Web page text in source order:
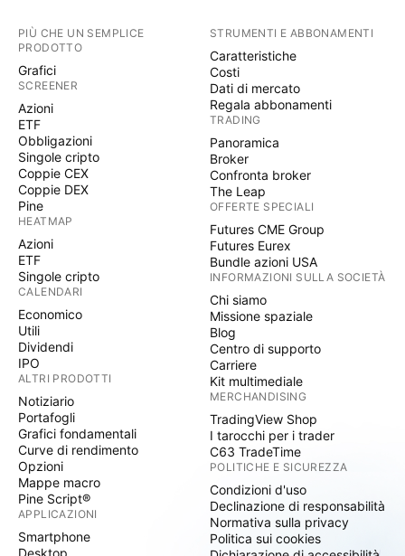
PIÙ CHE UN SEMPLICE
PRODOTTO
Grafici
SCREENER
Azioni
ETF
Obbligazioni
Singole cripto
Coppie CEX
Coppie DEX
Pine
HEATMAP
Azioni
ETF
Singole cripto
CALENDARI
Economico
Utili
Dividendi
IPO
ALTRI PRODOTTI
Notiziario
Portafogli
Grafici fondamentali
Curve di rendimento
Opzioni
Mappe macro
Pine Script®
APPLICAZIONI
Smartphone
Desktop
STRUMENTI E ABBONAMENTI
Caratteristiche
Costi
Dati di mercato
Regala abbonamenti
TRADING
Panoramica
Broker
Confronta broker
The Leap
OFFERTE SPECIALI
Futures CME Group
Futures Eurex
Bundle azioni USA
INFORMAZIONI SULLA SOCIETÀ
Chi siamo
Missione spaziale
Blog
Centro di supporto
Carriere
Kit multimediale
MERCHANDISING
TradingView Shop
I tarocchi per i trader
C63 TradeTime
POLITICHE E SICUREZZA
Condizioni d'uso
Declinazione di responsabilità
Normativa sulla privacy
Politica sui cookies